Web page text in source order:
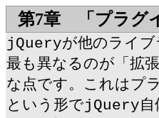
第7章 「プラグ
jQueryが他のライブ
最も異なるのが「拡張
な点です。これはプ
という形でjQuery自